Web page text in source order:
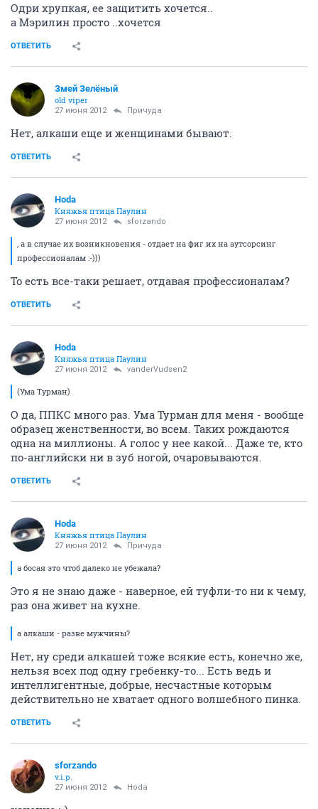
Одри хрупкая, ее защитить хочется..
а Мэрилин просто ..хочется
ОТВЕТИТЬ
Змей Зелёный
old viper
27 июня 2012 Причуда
Нет, алкаши еще и женщинами бывают.
ОТВЕТИТЬ
Hoda
Княжья птица Паулин
27 июня 2012 sforzando
, а в случае их возникновения - отдает на фиг их на аутсорсинг
профессионалам :-)))
То есть все-таки решает, отдавая профессионалам?
ОТВЕТИТЬ
Hoda
Княжья птица Паулин
27 июня 2012 vanderVudsen2
(Ума Турман)
О да, ППКС много раз. Ума Турман для меня - вообще
образец женственности, во всем. Таких рождаются
одна на миллионы. А голос у нее какой... Даже те, кто
по-английски ни в зуб ногой, очаровываются.
ОТВЕТИТЬ
Hoda
Княжья птица Паулин
27 июня 2012 Причуда
а босая это чтоб далеко не убежала?
Это я не знаю даже - наверное, ей туфли-то ни к чему,
раз она живет на кухне.
а алкаши - разве мужчины?
Нет, ну среди алкашей тоже всякие есть, конечно же,
нельзя всех под одну гребенку-то... Есть ведь и
интеллигентные, добрые, несчастные которым
действительно не хватает одного волшебного пинка.
ОТВЕТИТЬ
sforzando
v.i.p.
27 июня 2012 Hoda